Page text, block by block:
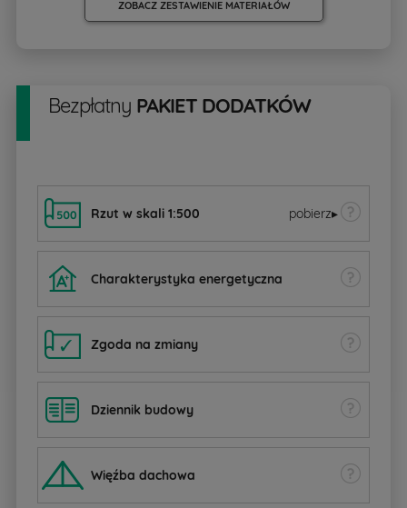
ZOBACZ ZESTAWIENIE MATERIAŁÓW
Bezpłatny PAKIET DODATKÓW
Rzut w skali 1:500 pobierz▸
Charakterystyka energetyczna
Zgoda na zmiany
Dziennik budowy
Więźba dachowa